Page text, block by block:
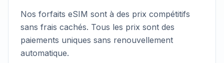
Nos forfaits eSIM sont à des prix compétitifs
sans frais cachés. Tous les prix sont des
paiements uniques sans renouvellement
automatique.